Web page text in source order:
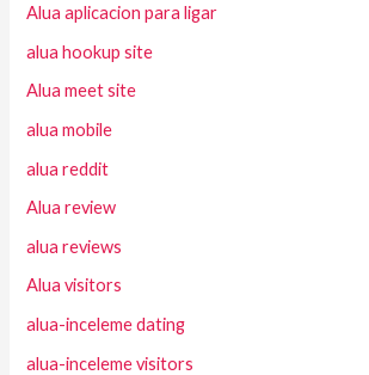
Alua aplicacion para ligar
alua hookup site
Alua meet site
alua mobile
alua reddit
Alua review
alua reviews
Alua visitors
alua-inceleme dating
alua-inceleme visitors